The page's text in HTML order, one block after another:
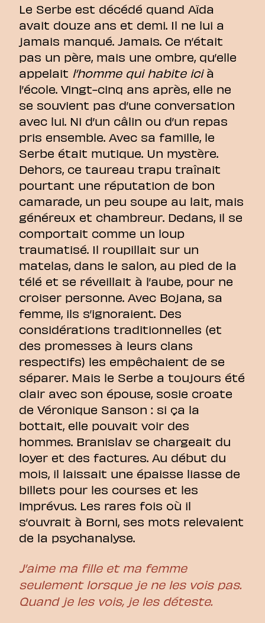
Le Serbe est décédé quand Aïda
avait douze ans et demi. Il ne lui a
jamais manqué. Jamais. Ce n’était
pas un père, mais une ombre, qu’elle
appelait l’homme qui habite icià
l’école. Vingt-cinq ans après, elle ne
se souvient pas d’une conversation
avec lui. Ni d’un câlin ou d’un repas
pris ensemble. Avec sa famille, le
Serbe était mutique. Un mystère.
Dehors, ce taureau trapu traînait
pourtant une réputation de bon
camarade, un peu soupe au lait, mais
généreux et chambreur. Dedans, il se
comportait comme un loup
traumatisé. Il roupillait sur un
matelas, dans le salon, au pied de la
télé et se réveillait à l’aube, pour ne
croiser personne. Avec Bojana, sa
femme, ils s’ignoraient. Des
considérations traditionnelles (et
des promesses à leurs clans
respectifs) les empêchaient de se
séparer. Mais le Serbe a toujours été
clair avec son épouse, sosie croate
de Véronique Sanson : si ça la
bottait, elle pouvait voir des
hommes. Branislav se chargeait du
loyer et des factures. Au début du
mois, il laissait une épaisse liasse de
billets pour les courses et les
imprévus. Les rares fois où il
s’ouvrait à Borni, ses mots relevaient
de la psychanalyse.
J’aime ma fille et ma femme
seulement lorsque je ne les vois pas.
Quand je les vois, je les déteste.